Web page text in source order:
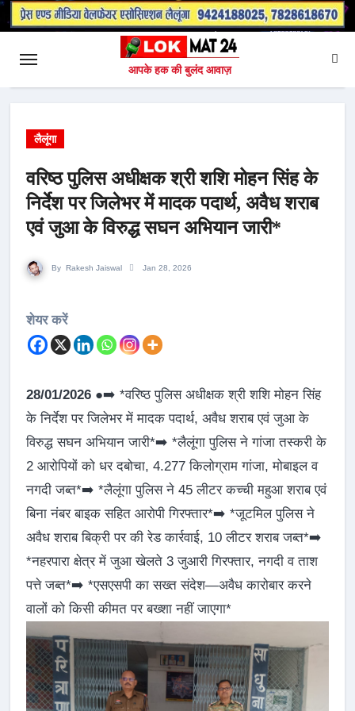
आपके हक की बुलंद आवाज़
लैलूंगा
वरिष्ठ पुलिस अधीक्षक श्री शशि मोहन सिंह के
निर्देश पर जिलेभर में मादक पदार्थ, अवैध शराब
एवं जुआ के विरुद्ध सघन अभियान जारी*
By Rakesh Jaiswal Jan 28, 2026
शेयर करें
28/01/2026 ●➡️ *वरिष्ठ पुलिस अधीक्षक श्री शशि मोहन सिंह
के निर्देश पर जिलेभर में मादक पदार्थ, अवैध शराब एवं जुआ के
विरुद्ध सघन अभियान जारी*➡️ *लैलूंगा पुलिस ने गांजा तस्करी के
2 आरोपियों को धर दबोचा, 4.277 किलोग्राम गांजा, मोबाइल व
नगदी जब्त*➡️ *लैलूंगा पुलिस ने 45 लीटर कच्ची महुआ शराब एवं
बिना नंबर बाइक सहित आरोपी गिरफ्तार*➡️ *जूटमिल पुलिस ने
अवैध शराब बिक्री पर की रेड कार्रवाई, 10 लीटर शराब जब्त*➡️
*नहरपारा क्षेत्र में जुआ खेलते 3 जुआरी गिरफ्तार, नगदी व ताश
पत्ते जब्त*➡️ *एसएसपी का सख्त संदेश—अवैध कारोबार करने
वालों को किसी कीमत पर बख्शा नहीं जाएगा*